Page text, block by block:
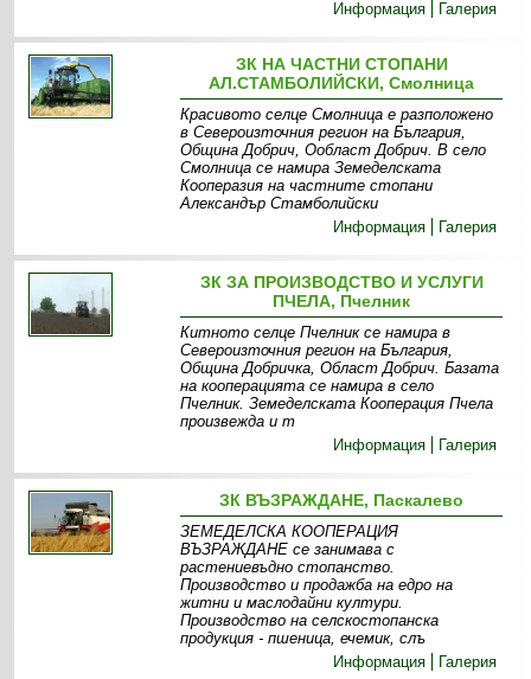
Информация
Галерия
ЗК НА ЧАСТНИ СТОПАНИ
АЛ.СТАМБОЛИЙСКИ, Смолница
Красивото селце Смолница е разположено
в Североизточния регион на България,
Община Добрич, Ообласт Добрич. В село
Смолница се намира Земеделската
Кооперазия на частните стопани
Александър Стамболийски
Информация
Галерия
ЗК ЗА ПРОИЗВОДСТВО И УСЛУГИ
ПЧЕЛА, Пчелник
Китното селце Пчелник се намира в
Североизточния регион на България,
Община Добричка, Област Добрич. Базата
на кооперацията се намира в село
Пчелник. Земеделската Кооперация Пчела
произвежда и т
Информация
Галерия
ЗК ВЪЗРАЖДАНЕ, Паскалево
ЗЕМЕДЕЛСКА КООПЕРАЦИЯ
ВЪЗРАЖДАНЕ се занимава с
растениевъдно стопанство.
Производство и продажба на едро на
житни и маслодайни култури.
Производство на селскостопанска
продукция - пшеница, ечемик, слъ
Информация
Галерия